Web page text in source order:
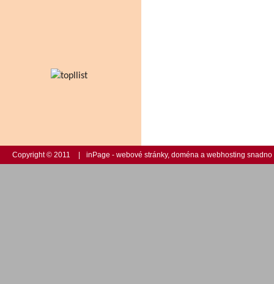
Copyright © 2011 inPage - webové stránky, doména a webhosting snadno